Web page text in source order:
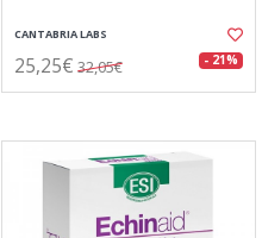
CANTABRIA LABS
25,25€ 32,05€ - 21%